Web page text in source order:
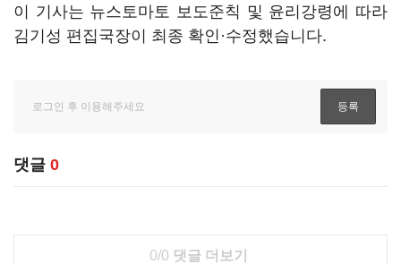
이 기사는 뉴스토마토 보도준칙 및 윤리강령에 따라
김기성 편집국장이 최종 확인·수정했습니다.
댓글 0
0/0 댓글 더보기